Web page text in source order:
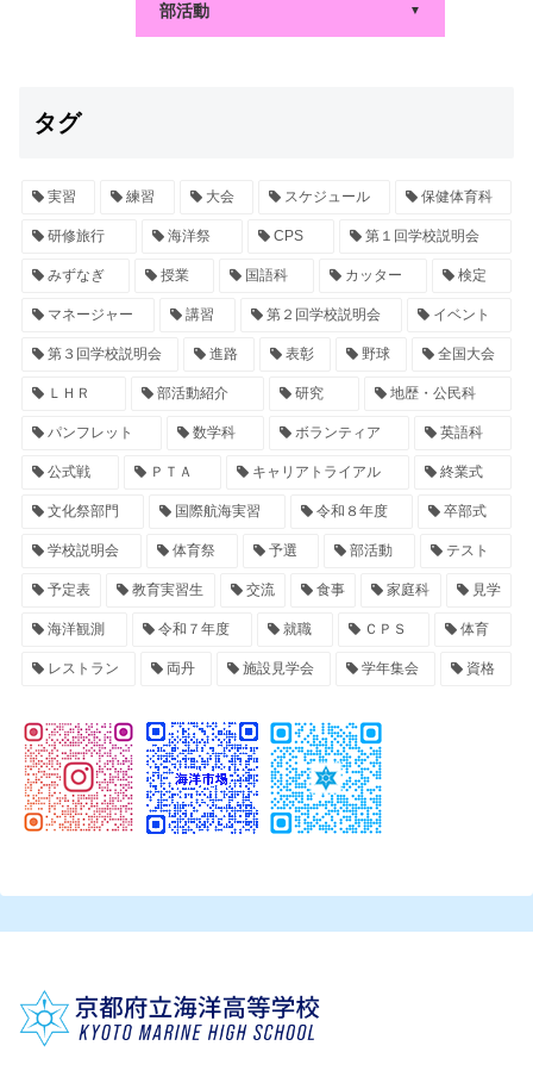
部活動 ▼
タグ
実習 練習 大会 スケジュール 保健体育科
研修旅行 海洋祭 CPS 第１回学校説明会
みずなぎ 授業 国語科 カッター 検定
マネージャー 講習 第２回学校説明会 イベント
第３回学校説明会 進路 表彰 野球 全国大会
ＬＨＲ 部活動紹介 研究 地歴・公民科
パンフレット 数学科 ボランティア 英語科
公式戦 ＰＴＡ キャリアトライアル 終業式
文化祭部門 国際航海実習 令和８年度 卒部式
学校説明会 体育祭 予選 部活動 テスト
予定表 教育実習生 交流 食事 家庭科 見学
海洋観測 令和７年度 就職 ＣＰＳ 体育
レストラン 両丹 施設見学会 学年集会 資格